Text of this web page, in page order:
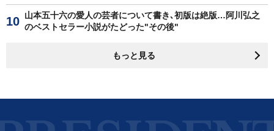
山本五十六の愛人の芸者について書き､初版は絶版…阿川弘之
のベストセラー小説がたどった"その後"
もっと見る